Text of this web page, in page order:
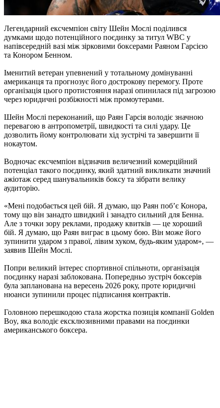
Легендарний ексчемпіон світу Шейн Мослі поділився
думками щодо потенційного поєдинку за титул WBC у
напівсередній вазі між зірковими боксерами Раяном Гарсією
та Конором Бенном.
Іменитий ветеран упевнений у тотальному домінуванні
американця та прогнозує його дострокову перемогу. Проте
організація цього протистояння наразі опинилася під загрозою
через юридичні розбіжності між промоутерами.
Шейн Мослі переконаний, що Раян Гарсія володіє значною
перевагою в антропометрії, швидкості та силі удару. Це
дозволить йому контролювати хід зустрічі та завершити її
нокаутом.
Водночас ексчемпіон відзначив величезний комерційний
потенціал такого поєдинку, який здатний викликати значний
ажіотаж серед шанувальників боксу та зібрати велику
аудиторію.
«Мені подобається цей бій. Я думаю, що Раян поб’є Конора,
тому що він занадто швидкий і занадто сильний для Бенна.
Але з точки зору реклами, продажу квитків — це хороший
бій. Я думаю, що Раян виграє в цьому бою. Він може його
зупинити ударом з правої, лівим хуком, будь-яким ударом», —
заявив Шейн Мослі.
Попри великий інтерес спортивної спільноти, організація
поєдинку наразі заблокована. Попередньо зустріч боксерів
була запланована на вересень 2026 року, проте юридичні
нюанси зупинили процес підписання контрактів.
Головною перешкодою стала жорстка позиція компанії Golden
Boy, яка володіє ексклюзивними правами на поєдинки
американського боксера.